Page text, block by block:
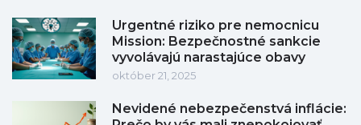
Urgentné riziko pre nemocnicu
Mission: Bezpečnostné sankcie
vyvolávajú narastajúce obavy
október 21, 2025
Nevidené nebezpečenstvá inflácie: